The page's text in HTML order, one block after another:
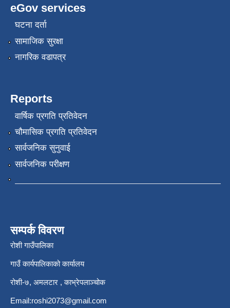
eGov services
घटना दर्ता
सामाजिक सुरक्षा
नागरिक वडापत्र
Reports
वार्षिक प्रगति प्रतिवेदन
चौमासिक प्रगति प्रतिवेदन
सार्वजनिक सुनुवाई
सार्वजनिक परीक्षण
सम्पर्क विवरण
रोशी गाउँपालिका
गाउँ कार्यपालिकाको कार्यालय
रोशी-७, अमलटार , काभ्रेपलाञ्चोक
Email:roshi2073@gmail.com